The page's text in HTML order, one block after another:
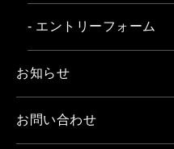
- エントリーフォーム
お知らせ
お問い合わせ